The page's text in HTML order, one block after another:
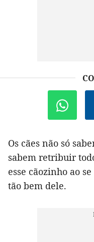
Os cães não só
sabem retribuir
esse cãozinho ao
tão bem dele.